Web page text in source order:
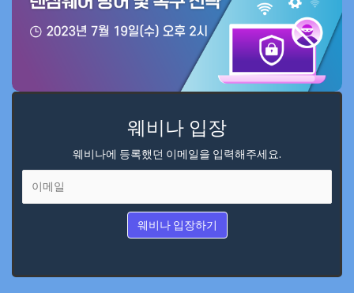
웨비나 입장
웨비나에 등록했던 이메일을 입력해주세요.
웨비나 입장하기